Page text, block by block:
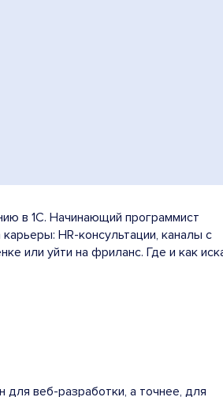
в 1С. Начинающий программист
HR-консультации, каналы с
или уйти на фриланс. Где и как
веб-разработки, а точнее, для